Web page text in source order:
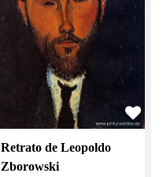
Retrato de Leopoldo
Zborowski